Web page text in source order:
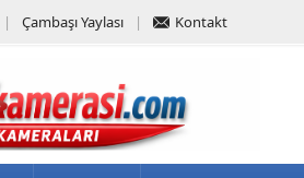
Çambaşı Yaylası Kontakt